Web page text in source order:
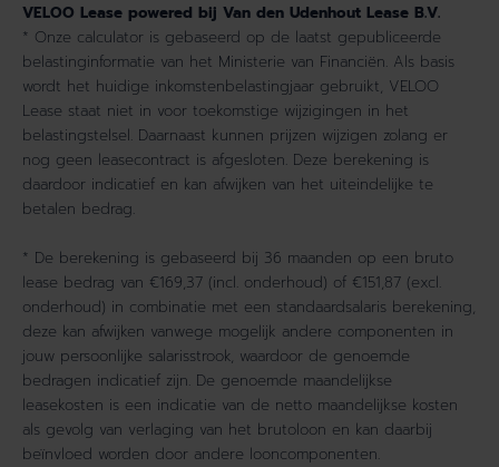
VELOO Lease powered bij Van den Udenhout Lease B.V.
* Onze calculator is gebaseerd op de laatst gepubliceerde
belastinginformatie van het Ministerie van Financiën. Als basis
wordt het huidige inkomstenbelastingjaar gebruikt, VELOO
Lease staat niet in voor toekomstige wijzigingen in het
belastingstelsel. Daarnaast kunnen prijzen wijzigen zolang er
nog geen leasecontract is afgesloten. Deze berekening is
daardoor indicatief en kan afwijken van het uiteindelijke te
betalen bedrag.
* De berekening is gebaseerd bij 36 maanden op een bruto
lease bedrag van €169,37 (incl. onderhoud) of €151,87 (excl.
onderhoud) in combinatie met een standaardsalaris berekening,
deze kan afwijken vanwege mogelijk andere componenten in
jouw persoonlijke salarisstrook, waardoor de genoemde
bedragen indicatief zijn. De genoemde maandelijkse
leasekosten is een indicatie van de netto maandelijkse kosten
als gevolg van verlaging van het brutoloon en kan daarbij
beïnvloed worden door andere looncomponenten.